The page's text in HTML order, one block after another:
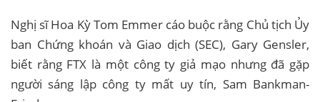
Nghị sĩ Hoa Kỳ Tom Emmer cáo buộc rằng Chủ tịch Ủy
ban Chứng khoán và Giao dịch (SEC), Gary Gensler,
biết rằng FTX là một công ty giả mạo nhưng đã gặp
người sáng lập công ty mất uy tín, Sam Bankman-